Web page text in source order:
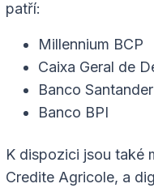
patří:
Millennium BCP
Caixa Geral de
Banco
Banco BPI
K dispozici jsou také
Credite Agricole, a